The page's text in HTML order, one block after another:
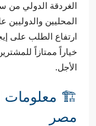
الغردقة الدولي من
المحليين
ارتفاع الطلب على
خياراً ممتازاً
الأجل.
🏗️ معلومات
مصر